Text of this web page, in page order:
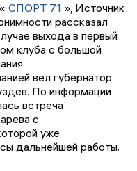
СПОРТ 71 », Источник
рассказал
выхода в первый
клуба с большой
вел губернатор
По информации
встреча
с
уже
дальнейшей работы.